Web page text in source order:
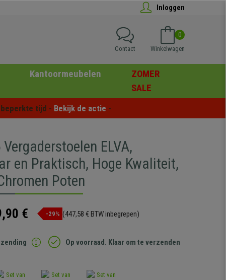
Inloggen
0
Winkelwagen
Contact
Kantoormeubelen
ZOMER
SALE
tijd - Bekijk de actie -
ELVA,
en Praktisch, Hoge Kwaliteit,
Poten
€ -29% (447,58 € BTW inbegrepen)
Op voorraad. Klaar om te verzenden